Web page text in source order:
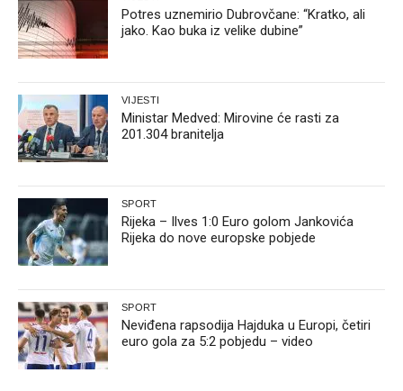
Potres uznemirio Dubrovčane: “Kratko, ali
jako. Kao buka iz velike dubine”
VIJESTI
Ministar Medved: Mirovine će rasti za
201.304 branitelja
SPORT
Rijeka – Ilves 1:0 Euro golom Jankovića
Rijeka do nove europske pobjede
SPORT
Neviđena rapsodija Hajduka u Europi, četiri
euro gola za 5:2 pobjedu – video